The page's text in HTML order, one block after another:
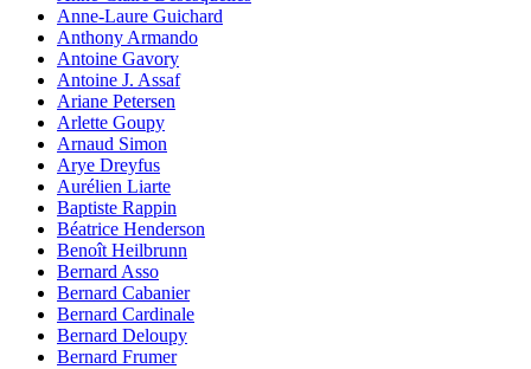
Anne-Laure Guichard
Anthony Armando
Antoine Gavory
Antoine J. Assaf
Ariane Petersen
Arlette Goupy
Arnaud Simon
Arye Dreyfus
Aurélien Liarte
Baptiste Rappin
Béatrice Henderson
Benoît Heilbrunn
Bernard Asso
Bernard Cabanier
Bernard Cardinale
Bernard Deloupy
Bernard Frumer